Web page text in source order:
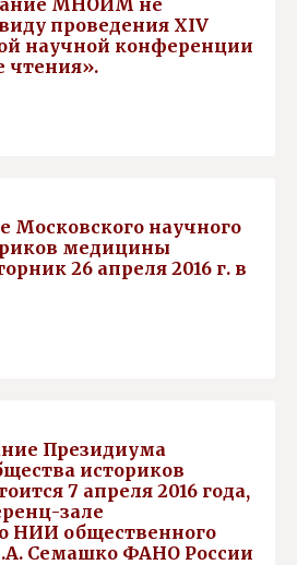
МНОИМ не
проведения XIV
научной конференции
чтения».
Московского научного
медицины
26 апреля 2016 г. в
Президиума
историков
7 апреля 2016 года,
зале
НИИ общественного
Семашко ФАНО России